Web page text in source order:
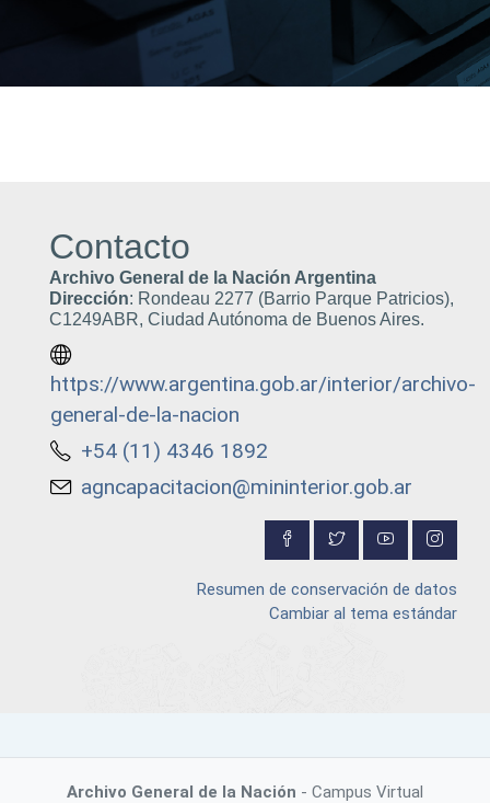
Contacto
Archivo General de la Nación Argentina
Dirección: Rondeau 2277 (Barrio Parque Patricios),
C1249ABR, Ciudad Autónoma de Buenos Aires.
https://www.argentina.gob.ar/interior/archivo-
general-de-la-nacion
+54 (11) 4346 1892
agncapacitacion@mininterior.gob.ar
Resumen de conservación de datos
Cambiar al tema estándar
Archivo General de la Nación - Campus Virtual